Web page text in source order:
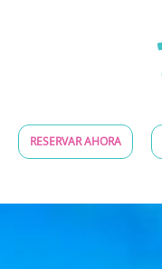
RESERVAR AHORA